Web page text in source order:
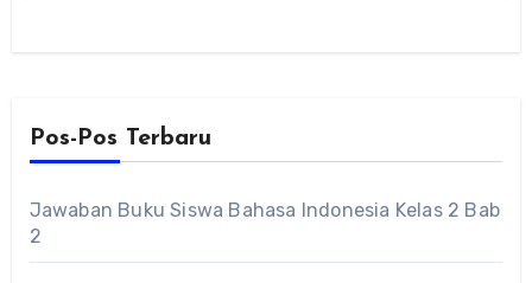
Pos-Pos Terbaru
Jawaban Buku Siswa Bahasa Indonesia Kelas 2 Bab
2